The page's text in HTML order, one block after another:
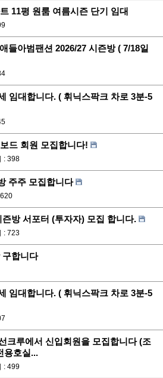
11평 원룸 여름시즌 단기 임대
들아범팬션 2026/27 시즌방 ( 7/18일
임대합니다. ( 휘닉스팍크 차로 3분-5
드 회원 모집합니다!
: 398
주주 모집합니다
방 서포터 (투자자) 모집 합니다.
: 723
구합니다
임대합니다. ( 휘닉스팍크 차로 3분-5
크루에서 신입회원을 모집합니다 (조
용호실...
: 499